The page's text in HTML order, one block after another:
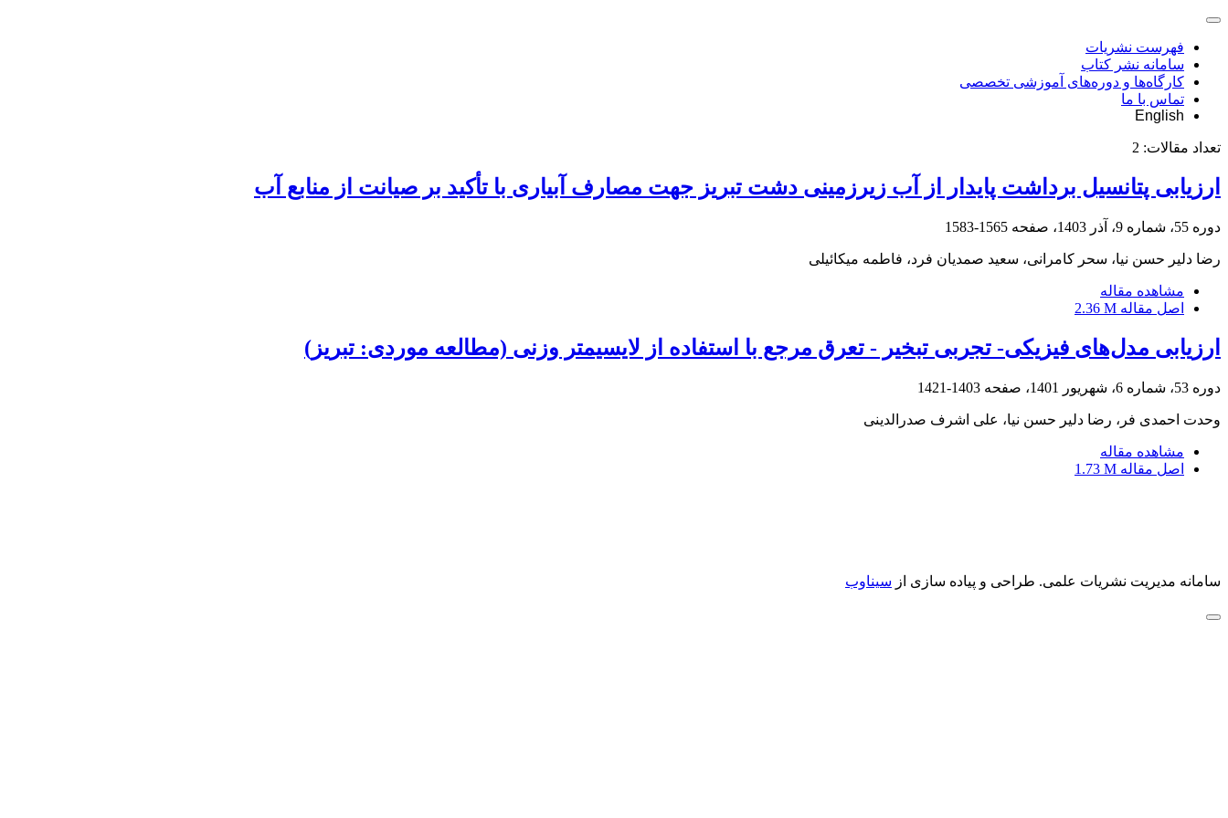
فهرست نشریات
سامانه نشر کتاب
کارگاه‌ها و دوره‌های آموزشی تخصصی
تماس با ما
English
تعداد مقالات: 2
ارزیابی پتانسیل برداشت پایدار از آب زیرزمینی دشت تبریز جهت مصارف آبیاری با تأکید بر صیانت از منابع آب
دوره 55، شماره 9، آذر 1403، صفحه 1565-1583
رضا دلیر حسن نیا، سحر کامرانی، سعید صمدیان فرد، فاطمه میکائیلی
مشاهده مقاله
اصل مقاله 2.36 M
ارزیابی مدل‌های فیزیکی- تجربی تبخیر - تعرق مرجع با استفاده از لایسیمتر وزنی (مطالعه موردی: تبریز)
دوره 53، شماره 6، شهریور 1401، صفحه 1403-1421
وحدت احمدی فر، رضا دلیر حسن نیا، علی اشرف صدرالدینی
مشاهده مقاله
اصل مقاله 1.73 M
سامانه مدیریت نشریات علمی. طراحی و پیاده سازی از سیناوب